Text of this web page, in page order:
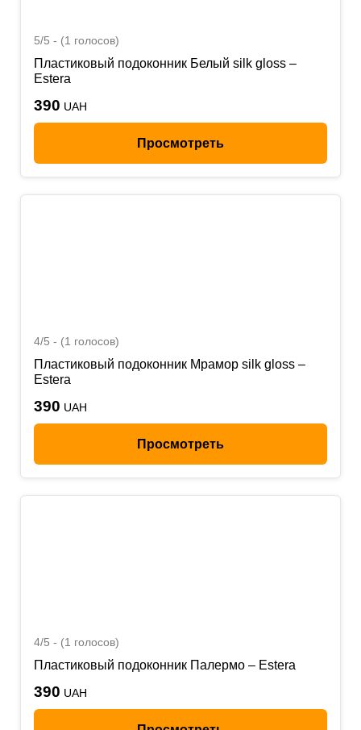
5/5 - (1 голосов)
Пластиковый подоконник Белый silk gloss –
Estera
390 UAH
Просмотреть
4/5 - (1 голосов)
Пластиковый подоконник Мрамор silk gloss –
Estera
390 UAH
Просмотреть
4/5 - (1 голосов)
Пластиковый подоконник Палермо – Estera
390 UAH